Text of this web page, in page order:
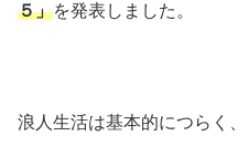
５」を発表しました。
浪人生活は基本的につらく